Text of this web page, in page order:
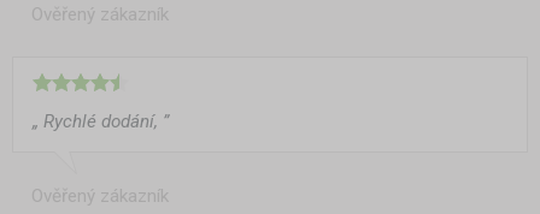
Ověřený zákazník
„ Rychlé dodání, ”
Ověřený zákazník